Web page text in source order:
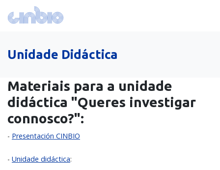
Unidade Didáctica
Materiais para a unidade
didáctica "Queres investigar
connosco?":
- Presentación CINBIO
- Unidade didáctica: